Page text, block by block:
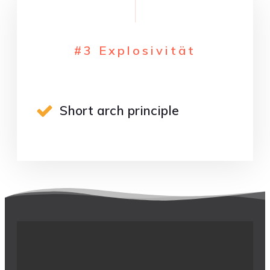
#3 Explosivität
Short arch principle